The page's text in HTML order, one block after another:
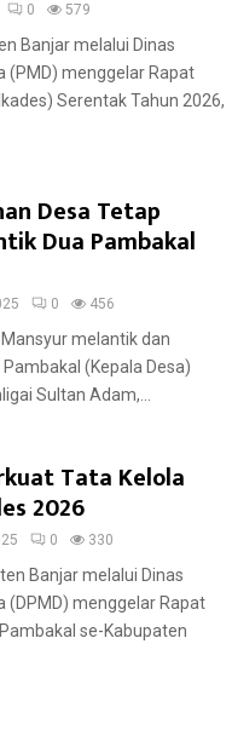
0 579
Banjar melalui Dinas
(PMD) menggelar Rapat
Serentak Tahun 2026,
Desa Tetap
Dua Pambakal
0 456
melantik dan
(Kepala Desa)
Sultan Adam,...
Tata Kelola
2026
0 330
Banjar melalui Dinas
(DPMD) menggelar Rapat
se-Kabupaten